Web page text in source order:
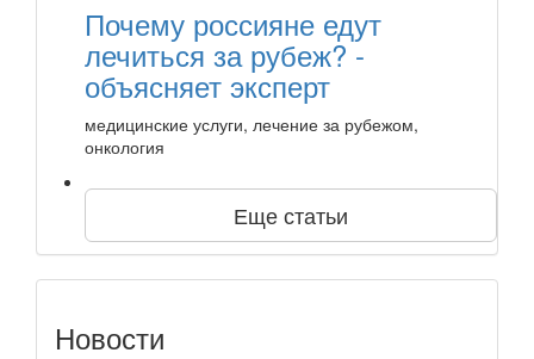
Почему россияне едут
лечиться за рубеж? -
объясняет эксперт
медицинские услуги, лечение за рубежом,
онкология
Еще статьи
Новости